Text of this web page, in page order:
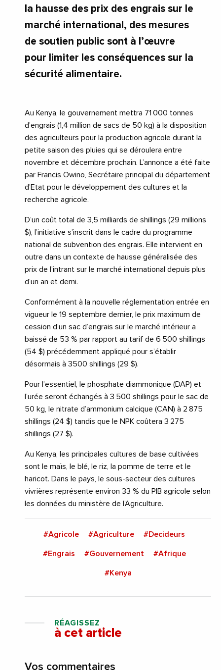
la hausse des prix des engrais sur le
marché international, des mesures
de soutien public sont à l’œuvre
pour limiter les conséquences sur la
sécurité alimentaire.
Au Kenya, le gouvernement mettra 71 000 tonnes
d’engrais (1,4 million de sacs de 50 kg) à la disposition
des agriculteurs pour la production agricole durant la
petite saison des pluies qui se déroulera entre
novembre et décembre prochain. L’annonce a été faite
par Francis Owino, Secrétaire principal du département
d’Etat pour le développement des cultures et la
recherche agricole.
D’un coût total de 3,5 milliards de shillings (29 millions
$), l’initiative s’inscrit dans le cadre du programme
national de subvention des engrais. Elle intervient en
outre dans un contexte de hausse généralisée des
prix de l’intrant sur le marché international depuis plus
d’un an et demi.
Conformément à la nouvelle réglementation entrée en
vigueur le 19 septembre dernier, le prix maximum de
cession d’un sac d’engrais sur le marché intérieur a
baissé de 53 % par rapport au tarif de 6 500 shillings
(54 $) précédemment appliqué pour s’établir
désormais à 3500 shillings (29 $).
Pour l’essentiel, le phosphate diammonique (DAP) et
l’urée seront échangés à 3 500 shillings pour le sac de
50 kg, le nitrate d’ammonium calcique (CAN) à 2 875
shillings (24 $) tandis que le NPK coûtera 3 275
shillings (27 $).
Au Kenya, les principales cultures de base cultivées
sont le maïs, le blé, le riz, la pomme de terre et le
haricot. Dans le pays, le sous-secteur des cultures
vivrières représente environ 33 % du PIB agricole selon
les données du ministère de l’Agriculture.
#Agricole #Agriculture #Decideurs
#Engrais #Gouvernement #Afrique
#Kenya
RÉAGISSEZ
à cet article
Vos commentaires